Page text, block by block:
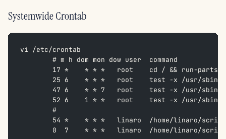
Systemwide Crontab
vi /etc/crontab
	# m h dom mon dow user  command
17 *    * * *   root    cd / && run-parts
25 6    * * *   root    test -x /usr/
47 6    * * 7   root    test -x /usr/
52 6    1 * *   root    test -x /usr/
	#
54 *    * * *   linaro  /home/linaro/
0  7    * * *   linaro  /home/linaro/